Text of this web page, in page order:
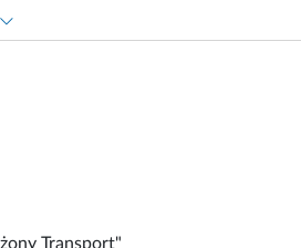
Transport"